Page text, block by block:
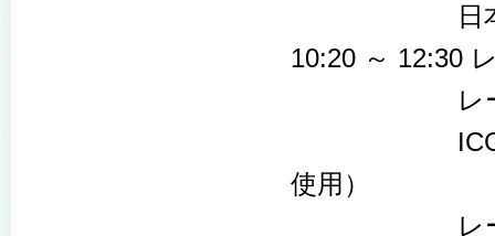
日本レーザ
10:20 ～ 12:30
レーザー
ICG（色素
使用）
レーザー